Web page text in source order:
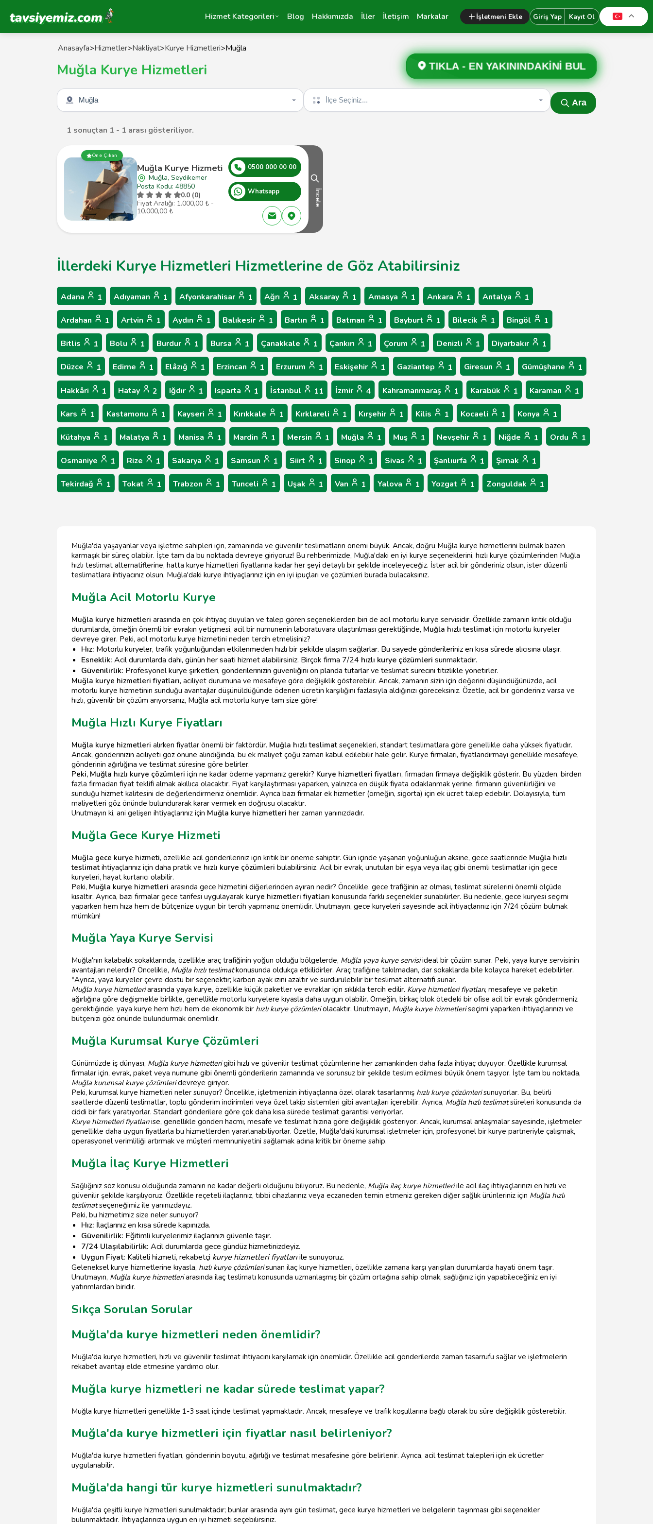
Tavsiyemiz Anasayfa Hizmet Kategorileri Blog Hakkımızda İller İletişim Markalar İşletmeni Ekle Giriş Yap Kayıt Ol
Anasayfa>Hizmetler>Nakliyat>Kurye Hizmetleri>Muğla
Muğla Kurye Hizmetleri TIKLA - EN YAKININDAKİNİ BUL
Şehir seçin İlçe seçin
Ara
1 sonuçtan 1 - 1 arası gösteriliyor.
Öne Çıkan
Muğla Kurye Hizmeti
Muğla, Seydikemer
Posta Kodu: 48850
0.0 (0)
Fiyat Aralığı: 1.000,00 ₺ -
10.000,00 ₺
0500 000 00 00
Whatsapp İncele
İllerdeki Kurye Hizmetleri Hizmetlerine de Göz Atabilirsiniz
Adana 1 Adıyaman 1 Afyonkarahisar 1 Ağrı 1 Aksaray 1 Amasya 1 Ankara 1 Antalya 1
Ardahan 1 Artvin 1 Aydın 1 Balıkesir 1 Bartın 1 Batman 1 Bayburt 1 Bilecik 1 Bingöl 1
Bitlis 1 Bolu 1 Burdur 1 Bursa 1 Çanakkale 1 Çankırı 1 Çorum 1 Denizli 1 Diyarbakır 1
Düzce 1 Edirne 1 Elâzığ 1 Erzincan 1 Erzurum 1 Eskişehir 1 Gaziantep 1 Giresun 1 Gümüşhane 1
Hakkâri 1 Hatay 2 Iğdır 1 Isparta 1 İstanbul 11 İzmir 4 Kahramanmaraş 1 Karabük 1 Karaman 1
Kars 1 Kastamonu 1 Kayseri 1 Kırıkkale 1 Kırklareli 1 Kırşehir 1 Kilis 1 Kocaeli 1 Konya 1
Kütahya 1 Malatya 1 Manisa 1 Mardin 1 Mersin 1 Muğla 1 Muş 1 Nevşehir 1 Niğde 1 Ordu 1
Osmaniye 1 Rize 1 Sakarya 1 Samsun 1 Siirt 1 Sinop 1 Sivas 1 Şanlıurfa 1 Şırnak 1
Tekirdağ 1 Tokat 1 Trabzon 1 Tunceli 1 Uşak 1 Van 1 Yalova 1 Yozgat 1 Zonguldak 1
Muğla'da yaşayanlar veya işletme sahipleri için, zamanında ve güvenilir teslimatların önemi büyük. Ancak, doğru Muğla kurye hizmetlerini bulmak bazen
karmaşık bir süreç olabilir. İşte tam da bu noktada devreye giriyoruz! Bu rehberimizde, Muğla'daki en iyi kurye seçeneklerini, hızlı kurye çözümlerinden Muğla
hızlı teslimat alternatiflerine, hatta kurye hizmetleri fiyatlarına kadar her şeyi detaylı bir şekilde inceleyeceğiz. İster acil bir gönderiniz olsun, ister düzenli
teslimatlara ihtiyacınız olsun, Muğla'daki kurye ihtiyaçlarınız için en iyi ipuçları ve çözümleri burada bulacaksınız.
Muğla Acil Motorlu Kurye
Muğla kurye hizmetleri arasında en çok ihtiyaç duyulan ve talep gören seçeneklerden biri de acil motorlu kurye servisidir. Özellikle zamanın kritik olduğu
durumlarda, örneğin önemli bir evrakın yetişmesi, acil bir numunenin laboratuvara ulaştırılması gerektiğinde, Muğla hızlı teslimat için motorlu kuryeler
devreye girer. Peki, acil motorlu kurye hizmetini neden tercih etmelisiniz?
Hız: Motorlu kuryeler, trafik yoğunluğundan etkilenmeden hızlı bir şekilde ulaşım sağlarlar. Bu sayede gönderileriniz en kısa sürede alıcısına ulaşır.
Esneklik: Acil durumlarda dahi, günün her saati hizmet alabilirsiniz. Birçok firma 7/24 hızlı kurye çözümleri sunmaktadır.
Güvenilirlik: Profesyonel kurye şirketleri, gönderilerinizin güvenliğini ön planda tutarlar ve teslimat sürecini titizlikle yönetirler.
Muğla kurye hizmetleri fiyatları, aciliyet durumuna ve mesafeye göre değişiklik gösterebilir. Ancak, zamanın sizin için değerini düşündüğünüzde, acil
motorlu kurye hizmetinin sunduğu avantajlar düşünüldüğünde ödenen ücretin karşılığını fazlasıyla aldığınızı göreceksiniz. Özetle, acil bir gönderiniz varsa ve
hızlı, güvenilir bir çözüm arıyorsanız, Muğla acil motorlu kurye tam size göre!
Muğla Hızlı Kurye Fiyatları
Muğla kurye hizmetleri alırken fiyatlar önemli bir faktördür. Muğla hızlı teslimat seçenekleri, standart teslimatlara göre genellikle daha yüksek fiyatlıdır.
Ancak, gönderinizin aciliyeti göz önüne alındığında, bu ek maliyet çoğu zaman kabul edilebilir hale gelir. Kurye firmaları, fiyatlandırmayı genellikle mesafeye,
gönderinin ağırlığına ve teslimat süresine göre belirler.
Peki, Muğla hızlı kurye çözümleri için ne kadar ödeme yapmanız gerekir? Kurye hizmetleri fiyatları, firmadan firmaya değişiklik gösterir. Bu yüzden, birden
fazla firmadan fiyat teklifi almak akıllıca olacaktır. Fiyat karşılaştırması yaparken, yalnızca en düşük fiyata odaklanmak yerine, firmanın güvenilirliğini ve
sunduğu hizmet kalitesini de değerlendirmeniz önemlidir. Ayrıca bazı firmalar ek hizmetler (örneğin, sigorta) için ek ücret talep edebilir. Dolayısıyla, tüm
maliyetleri göz önünde bulundurarak karar vermek en doğrusu olacaktır.
Unutmayın ki, ani gelişen ihtiyaçlarınız için Muğla kurye hizmetleri her zaman yanınızdadır.
Muğla Gece Kurye Hizmeti
Muğla gece kurye hizmeti, özellikle acil gönderileriniz için kritik bir öneme sahiptir. Gün içinde yaşanan yoğunluğun aksine, gece saatlerinde Muğla hızlı
teslimat ihtiyaçlarınız için daha pratik ve hızlı kurye çözümleri bulabilirsiniz. Acil bir evrak, unutulan bir eşya veya ilaç gibi önemli teslimatlar için gece
kuryeleri, hayat kurtarıcı olabilir.
Peki, Muğla kurye hizmetleri arasında gece hizmetini diğerlerinden ayıran nedir? Öncelikle, gece trafiğinin az olması, teslimat sürelerini önemli ölçüde
kısaltır. Ayrıca, bazı firmalar gece tarifesi uygulayarak kurye hizmetleri fiyatları konusunda farklı seçenekler sunabilirler. Bu nedenle, gece kuryesi seçimi
yaparken hem hıza hem de bütçenize uygun bir tercih yapmanız önemlidir. Unutmayın, gece kuryeleri sayesinde acil ihtiyaçlarınız için 7/24 çözüm bulmak
mümkün!
Muğla Yaya Kurye Servisi
Muğla'nın kalabalık sokaklarında, özellikle araç trafiğinin yoğun olduğu bölgelerde, Muğla yaya kurye servisiideal bir çözüm sunar. Peki, yaya kurye servisinin
avantajları nelerdir? Öncelikle, Muğla hızlı teslimatkonusunda oldukça etkilidirler. Araç trafiğine takılmadan, dar sokaklarda bile kolayca hareket edebilirler.
*Ayrıca, yaya kuryeler çevre dostu bir seçenektir; karbon ayak izini azaltır ve sürdürülebilir bir teslimat alternatifi sunar.
Muğla kurye hizmetleriarasında yaya kurye, özellikle küçük paketler ve evraklar için sıklıkla tercih edilir. Kurye hizmetleri fiyatları, mesafeye ve paketin
ağırlığına göre değişmekle birlikte, genellikle motorlu kuryelere kıyasla daha uygun olabilir. Örneğin, birkaç blok ötedeki bir ofise acil bir evrak göndermeniz
gerektiğinde, yaya kurye hem hızlı hem de ekonomik bir hızlı kurye çözümleriolacaktır. Unutmayın, Muğla kurye hizmetleriseçimi yaparken ihtiyaçlarınızı ve
bütçenizi göz önünde bulundurmak önemlidir.
Muğla Kurumsal Kurye Çözümleri
Günümüzde iş dünyası, Muğla kurye hizmetlerigibi hızlı ve güvenilir teslimat çözümlerine her zamankinden daha fazla ihtiyaç duyuyor. Özellikle kurumsal
firmalar için, evrak, paket veya numune gibi önemli gönderilerin zamanında ve sorunsuz bir şekilde teslim edilmesi büyük önem taşıyor. İşte tam bu noktada,
Muğla kurumsal kurye çözümleridevreye giriyor.
Peki, kurumsal kurye hizmetleri neler sunuyor? Öncelikle, işletmenizin ihtiyaçlarına özel olarak tasarlanmış hızlı kurye çözümlerisunuyorlar. Bu, belirli
saatlerde düzenli teslimatlar, toplu gönderim indirimleri veya özel takip sistemleri gibi avantajları içerebilir. Ayrıca, Muğla hızlı teslimatsüreleri konusunda da
ciddi bir fark yaratıyorlar. Standart gönderilere göre çok daha kısa sürede teslimat garantisi veriyorlar.
Kurye hizmetleri fiyatlarıise, genellikle gönderi hacmi, mesafe ve teslimat hızına göre değişiklik gösteriyor. Ancak, kurumsal anlaşmalar sayesinde, işletmeler
genellikle daha uygun fiyatlarla bu hizmetlerden yararlanabiliyorlar. Özetle, Muğla'daki kurumsal işletmeler için, profesyonel bir kurye partneriyle çalışmak,
operasyonel verimliliği artırmak ve müşteri memnuniyetini sağlamak adına kritik bir öneme sahip.
Muğla İlaç Kurye Hizmetleri
Sağlığınız söz konusu olduğunda zamanın ne kadar değerli olduğunu biliyoruz. Bu nedenle, Muğla ilaç kurye hizmetleriile acil ilaç ihtiyaçlarınızı en hızlı ve
güvenilir şekilde karşılıyoruz. Özellikle reçeteli ilaçlarınız, tıbbi cihazlarınız veya eczaneden temin etmeniz gereken diğer sağlık ürünleriniz için Muğla hızlı
teslimatseçeneğimiz ile yanınızdayız.
Peki, bu hizmetimiz size neler sunuyor?
Hız: İlaçlarınız en kısa sürede kapınızda.
Güvenilirlik: Eğitimli kuryelerimiz ilaçlarınızı güvenle taşır.
7/24 Ulaşılabilirlik: Acil durumlarda gece gündüz hizmetinizdeyiz.
Uygun Fiyat: Kaliteli hizmeti, rekabetçi kurye hizmetleri fiyatlarıile sunuyoruz.
Geleneksel kurye hizmetlerine kıyasla, hızlı kurye çözümlerisunan ilaç kurye hizmetleri, özellikle zamana karşı yarışılan durumlarda hayati önem taşır.
Unutmayın, Muğla kurye hizmetleriarasında ilaç teslimatı konusunda uzmanlaşmış bir çözüm ortağına sahip olmak, sağlığınız için yapabileceğiniz en iyi
yatırımlardan biridir.
Sıkça Sorulan Sorular
Muğla'da kurye hizmetleri neden önemlidir?
Muğla'da kurye hizmetleri, hızlı ve güvenilir teslimat ihtiyacını karşılamak için önemlidir. Özellikle acil gönderilerde zaman tasarrufu sağlar ve işletmelerin
rekabet avantajı elde etmesine yardımcı olur.
Muğla kurye hizmetleri ne kadar sürede teslimat yapar?
Muğla kurye hizmetleri genellikle 1-3 saat içinde teslimat yapmaktadır. Ancak, mesafeye ve trafik koşullarına bağlı olarak bu süre değişiklik gösterebilir.
Muğla'da kurye hizmetleri için fiyatlar nasıl belirleniyor?
Muğla'da kurye hizmetleri fiyatları, gönderinin boyutu, ağırlığı ve teslimat mesafesine göre belirlenir. Ayrıca, acil teslimat talepleri için ek ücretler
uygulanabilir.
Muğla'da hangi tür kurye hizmetleri sunulmaktadır?
Muğla'da çeşitli kurye hizmetleri sunulmaktadır; bunlar arasında aynı gün teslimat, gece kurye hizmetleri ve belgelerin taşınması gibi seçenekler
bulunmaktadır. İhtiyaçlarınıza uygun en iyi hizmeti seçebilirsiniz.